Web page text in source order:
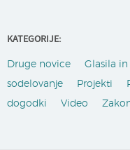
KATEGORIJE:
Druge novice Glasila in
sodelovanje
Projekti
dogodki
Video